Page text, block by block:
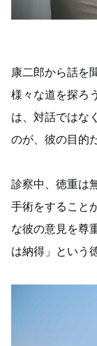
康二郎から話を
様々な道を探ろ
は、対話ではな
のが、彼の目的
診察中、徳重は
手術をすること
な彼の意見を尊
は納得」という